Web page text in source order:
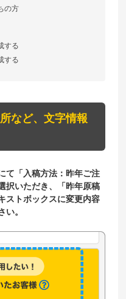
の方
する
する
など、文字情報
て「入稿方法：昨年ご注
択いただき、「昨年原稿
ストボックスに変更内容
い。